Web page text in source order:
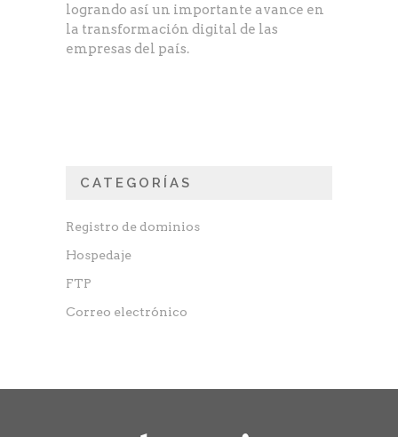
logrando así un importante avance en
la transformación digital de las
empresas del país.
CATEGORÍAS
Registro de dominios
Hospedaje
FTP
Correo electrónico